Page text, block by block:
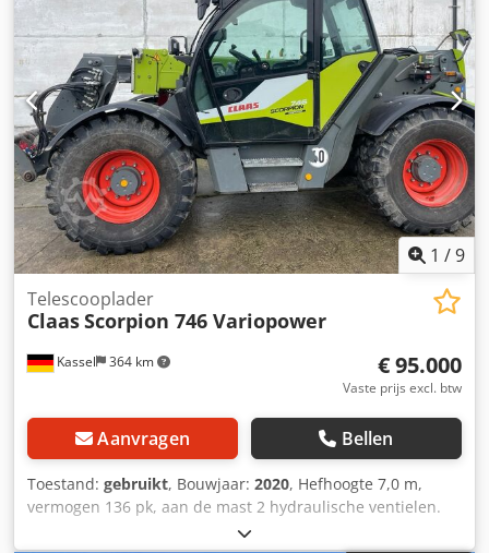
1 /9
Kassel 364 km
Telescooplader
ClaasScorpion 746 Variopower
€ 95.000
Vaste prijs excl. btw
Aanvragen Bellen
Toestand: gebruikt, Bouwjaar: 2020, Hefhoogte 7,0 m,
vermogen 136 pk, aan de mast 2 hydraulische ventielen.